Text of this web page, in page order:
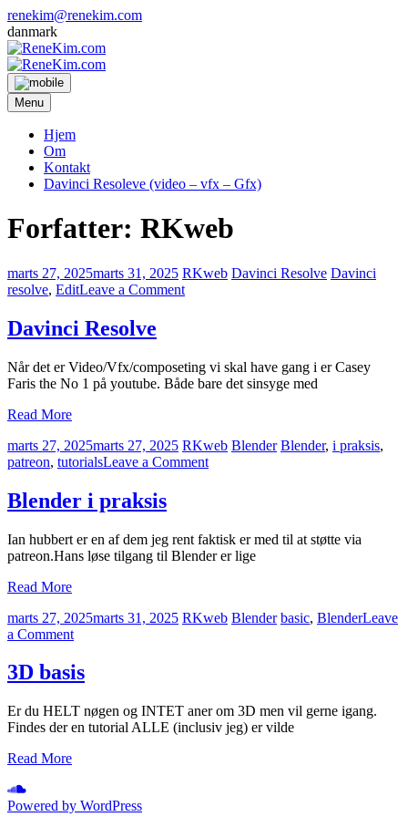
Skip
to
content
renekim@renekim.com
danmark
Menu
Hjem
Om
Kontakt
Davinci Resoleve (video – vfx – Gfx)
Forfatter: RKweb
marts 27, 2025marts 31, 2025 RKweb Davinci Resolve Davinci
resolve, EditLeave a Commenton
Davinci Resolve
Når det er Video/Vfx/composeting vi skal have gang i er Casey
Faris the No 1 på youtube. Både bare det sinsyge med
Read More
marts 27, 2025marts 27, 2025 RKweb Blender Blender, i praksis,
patreon, tutorialsLeave a Commenton
Blender i praksis
Ian hubbert er en af dem jeg rent faktisk er med til at støtte via
patreon.Hans løse tilgang til Blender er lige
Read More
marts 27, 2025marts 31, 2025 RKweb Blender basic, BlenderLeave
a Commenton
basis
3D basis
Er du HELT nøgen og INTET aner om 3D men vil gerne igang.
Findes der en tutorial ALLE (inclusiv jeg) er vilde
Read More
Powered by WordPress